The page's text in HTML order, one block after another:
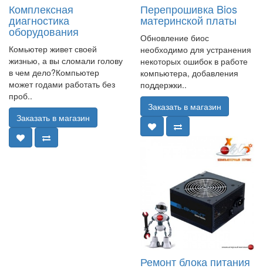
Комплексная
диагностика
оборудования
Комьютер живет своей
жизнью, а вы сломали голову
в чем дело?Компьютер
может годами работать без
проб..
Заказать в магазин
Перепрошивка Bios
материнской платы
Обновление биос
необходимо для устранения
некоторых ошибок в работе
компьютера, добавления
поддержки..
Заказать в магазин
Ремонт блока питания